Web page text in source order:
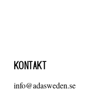
KONTAKT
info@adasweden.se